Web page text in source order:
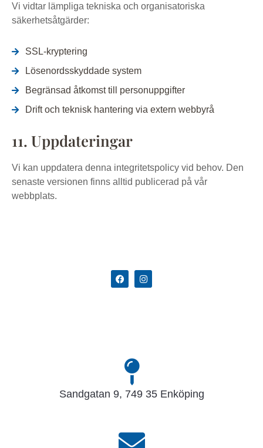
Vi vidtar lämpliga tekniska och organisatoriska
säkerhetsåtgärder:
SSL-kryptering
Lösenordsskyddade system
Begränsad åtkomst till personuppgifter
Drift och teknisk hantering via extern webbyrå
11. Uppdateringar
Vi kan uppdatera denna integritetspolicy vid behov. Den
senaste versionen finns alltid publicerad på vår
webbplats.
Sandgatan 9, 749 35 Enköping